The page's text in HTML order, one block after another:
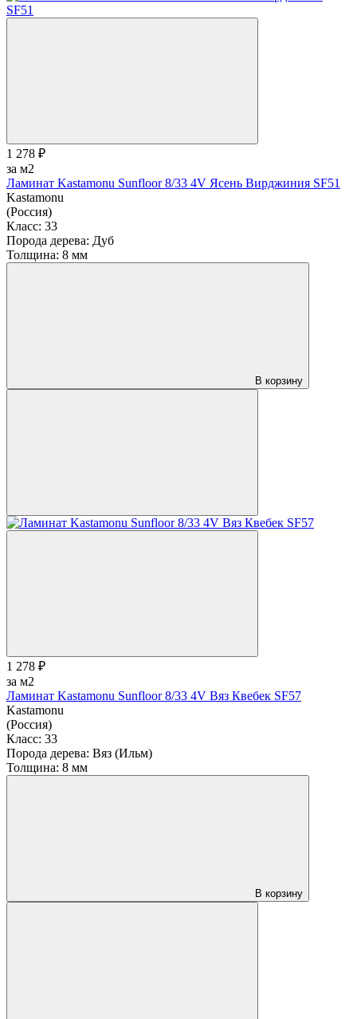
1 278 ₽
за м2
Ламинат Kastamonu Sunfloor 8/33 4V Ясень Вирджиния SF51
Kastamonu
(Россия)
Класс: 33
Порода дерева: Дуб
Толщина: 8 мм
В корзину
1 278 ₽
за м2
Ламинат Kastamonu Sunfloor 8/33 4V Вяз Квебек SF57
Kastamonu
(Россия)
Класс: 33
Порода дерева: Вяз (Ильм)
Толщина: 8 мм
В корзину